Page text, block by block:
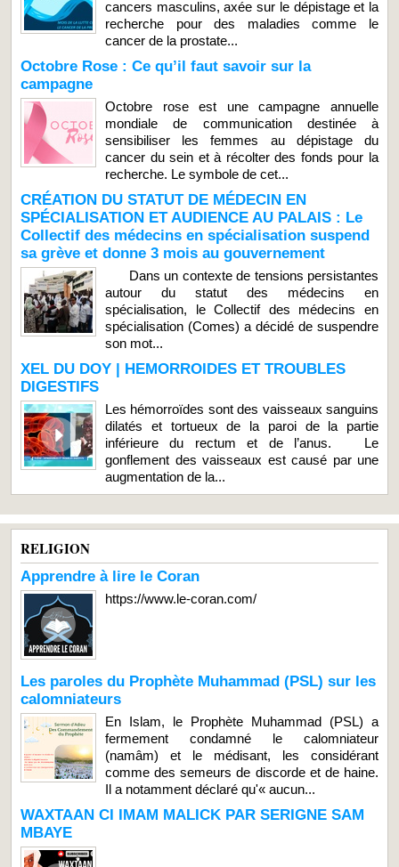
cancers masculins, axée sur le dépistage et la
recherche pour des maladies comme le
cancer de la prostate...
Octobre Rose : Ce qu’il faut savoir sur la
campagne
Octobre rose est une campagne annuelle
mondiale de communication destinée à
sensibiliser les femmes au dépistage du
cancer du sein et à récolter des fonds pour la
recherche. Le symbole de cet...
CRÉATION DU STATUT DE MÉDECIN EN
SPÉCIALISATION ET AUDIENCE AU PALAIS : Le
Collectif des médecins en spécialisation suspend
sa grève et donne 3 mois au gouvernement
Dans un contexte de tensions persistantes
autour du statut des médecins en
spécialisation, le Collectif des médecins en
spécialisation (Comes) a décidé de suspendre
son mot...
XEL DU DOY | HEMORROIDES ET TROUBLES
DIGESTIFS
Les hémorroïdes sont des vaisseaux sanguins
dilatés et tortueux de la paroi de la partie
inférieure du rectum et de l’anus. Le
gonflement des vaisseaux est causé par une
augmentation de la...
RELIGION
Apprendre à lire le Coran
https://www.le-coran.com/
Les paroles du Prophète Muhammad (PSL) sur les
calomniateurs
En Islam, le Prophète Muhammad (PSL) a
fermement condamné le calomniateur
(namâm) et le médisant, les considérant
comme des semeurs de discorde et de haine.
Il a notamment déclaré qu'« aucun...
WAXTAAN CI IMAM MALICK PAR SERIGNE SAM
MBAYE